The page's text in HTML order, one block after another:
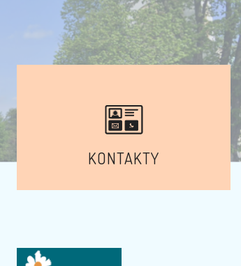
KONTAKTY